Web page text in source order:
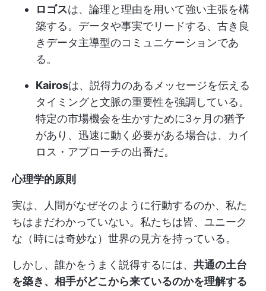
ロゴスは、論理と理由を用いて強い主張を構
築する。データや事実でリードする、古き良
きデータ主導型のコミュニケーションであ
る。
Kairosは、説得力のあるメッセージを伝える
タイミングと文脈の重要性を強調している。
特定の市場機会を生かすために3ヶ月の猶予
があり、迅速に動く必要がある場合は、カイ
ロス・アプローチの出番だ。
心理学的原則
実は、人間がなぜそのように行動するのか、私た
ちはまだわかっていない。私たちは皆、ユニーク
な（時には奇妙な）世界の見方を持っている。
しかし、誰かをうまく説得するには、 共通の土台
を築き、相手がどこから来ているのかを理解する